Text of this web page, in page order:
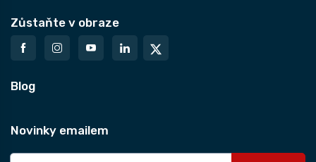
Zůstaňte v obraze
Blog
Novinky emailem